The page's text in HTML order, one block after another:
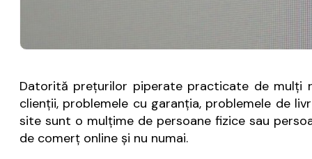
Datorită preţurilor piperate practicate de mulţi
clienţii, problemele cu garanţia, problemele de
site sunt o mulţime de persoane fizice sau
de comerţ online şi nu numai.